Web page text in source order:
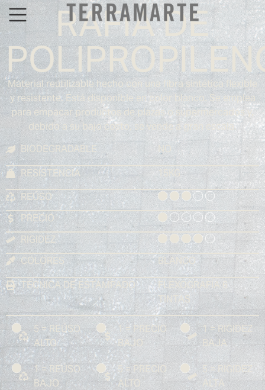
RAFIA DE
Material reutilizable hecho con una fibra sintética flexible
y resistente. Está disponible en color blanco. Se emplea
para empacar productos de plazas o supermercados y,
debido a su bajo costo, se vende a gran escala.
BIODEGRADABLE
NO
RESISTENCIA
15KG
REÚSO
PRECIO
RIGIDEZ
COLORES
BLANCO
TÉCNICA DE ESTAMPADO
FLEXOGRAFÍA 6
TINTAS
5 = REÚSO
ALTO
1 = REÚSO
BAJO
1 = PRECIO
BAJO
5 = PRECIO
ALTO
1 = RIGIDEZ
BAJA
5 = RIGIDEZ
ALTA